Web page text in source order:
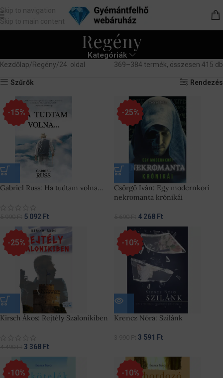
Skip to navigation
Skip to main content
Regény
Kategóriák
Kezdőlap Regény 24. oldal 369–384 termék, összesen 415 db
Szűrők Rendezés
-15%
Gabriel Russ: Ha tudtam volna…
5 092 Ft
-25%
Csörgő Iván: Egy modernkori
nekromanta krónikái
4 268 Ft
-25%
Kirsch Ákos: Rejtély Szalonikiben
3 368 Ft
-10%
Krencz Nóra: Szilánk
3 591 Ft
-10% -10%